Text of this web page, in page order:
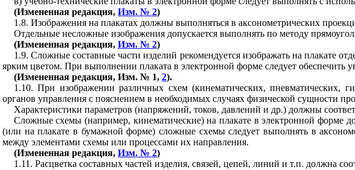
(Измененная редакция, Изм. № 2)
1.8. Изображения на плакатах должны выполняться в аксонометрических
Отдельные несложные изображения допускается выполнять по методу
(Измененная редакция, Изм. № 2)
1.9. Сложные составные части изделий рекомендуется изображать на плакате
ярким цветом. При выполнении плаката в электронной форме следует обеспечить
(Измененная редакция, Изм. № 1, 2).
1.10. При изображении различных схем (кинематических, пневматических,
органов управления с пояснением в необходимых случаях физической сущности
Характеристики параметров (напряжений, токов, давлений и др.) должны
Сложные схемы (например, кинематические) на плакате в электронной форме
(или на плакате в бумажной форме) сложные схемы следует выполнять в
между элементами схемы или процессами их направления.
(Измененная редакция, Изм. № 2)
1.11 . Расцветка составных частей изделия, связей, цепей, линий и т.п. должна